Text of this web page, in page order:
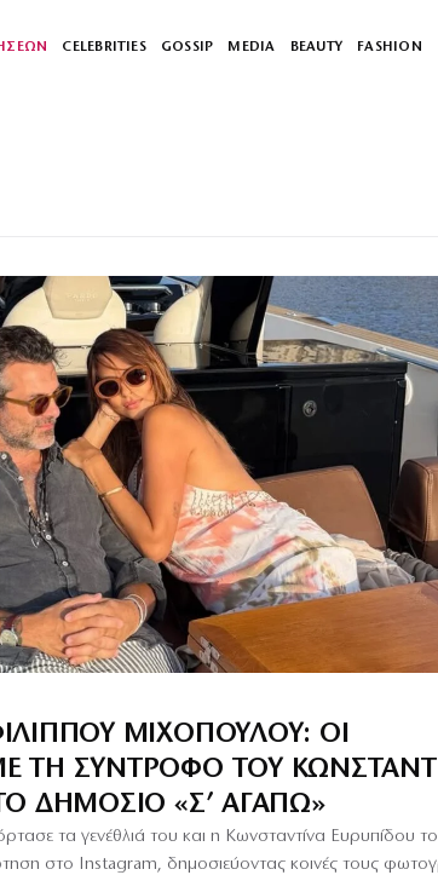
CELEBRITIES GOSSIP MEDIA BEAUTY FASHION
ΜΙΧΌΠΟΥΛΟΥ: ΟΙ
ΤΗ ΣΎΝΤΡΟΦΌ ΤΟΥ
ΔΗΜΌΣΙΟ «Σ’ ΑΓΑΠΏ»
τα γενέθλιά του και η Κωνσταντίνα Ευρυπίδου
στο Instagram, δημοσιεύοντας κοινές τους